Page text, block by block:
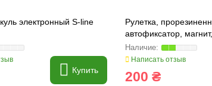
электронный S-line
Купить
Рулетка,
автофиксатор,
покрытие, 3м/16мм
Написать отзыв
200 ₴